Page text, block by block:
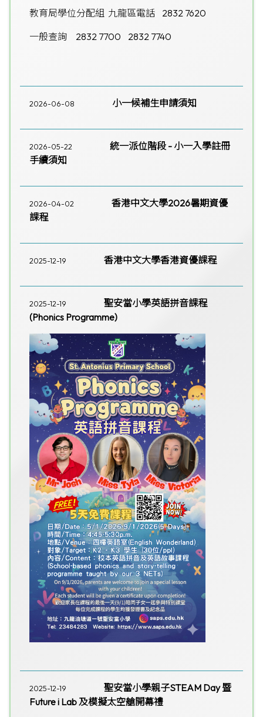
教育局學位分配組 九龍區電話 2832 7620
一般查詢 2832 7700 2832 7740
2026-06-08 小一候補生申請須知
2026-05-22
統一派位階段 - 小一入學註冊
手續須知
2026-04-02
香港中文大學2026暑期資優
課程
2025-12-19 香港中文大學香港資優課程
2025-12-19
聖安當小學英語拼音課程
(Phonics Programme)
2025-12-19
聖安當小學親子STEAM Day 暨
Future i Lab 及模擬太空艙開幕禮